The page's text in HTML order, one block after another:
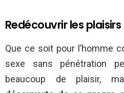
Redécouvrir les
Que ce soit pour l’homme
sexe sans pénétration
beaucoup de plaisir,